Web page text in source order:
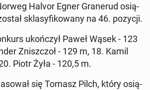
Halvor Egner Gra­ne­rud osią­
skla­sy­fi­ko­wa­ny na 46. pozycji.
ukoń­czył Paweł Wąsek - 123
Znisz­czoł - 129 m, 18. Kamil
Piotr Żyła - 120,5 m.
się Tomasz Pilch, który osią­